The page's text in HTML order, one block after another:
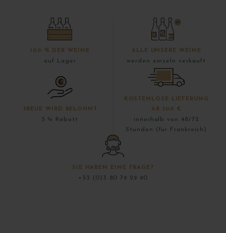
100 % DER WEINE
auf Lager
ALLE UNSERE WEINE
werden einzeln verkauft
TREUE WIRD BELOHNT
5 % Rabatt
KOSTENLOSE LIEFERUNG
AB 300 €
innerhalb von 48/72
Stunden (für Frankreich)
SIE HABEN EINE FRAGE?
+33 (0)3 80 79 29 90